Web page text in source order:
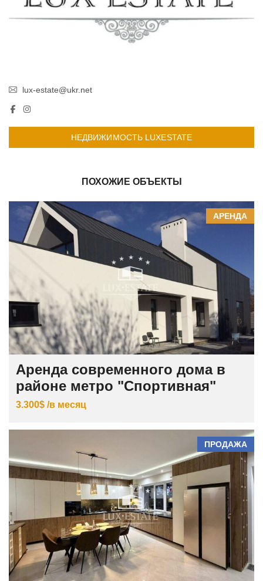
lux-estate@ukr.net
НЕДВИЖИМОСТЬ LUXESTATE
ПОХОЖИЕ ОБЪЕКТЫ
АРЕНДА
Аренда современного дома в
районе метро "Спортивная"
3.300$ /в месяц
ПРОДАЖА